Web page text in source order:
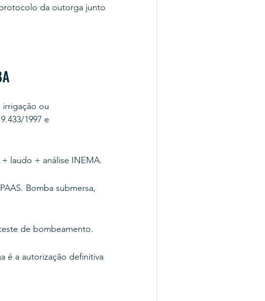
da outorga junto
irrigação ou
1997 e
laudo + análise INEMA.
Bomba submersa,
de bombeamento.
é a autorização definitiva